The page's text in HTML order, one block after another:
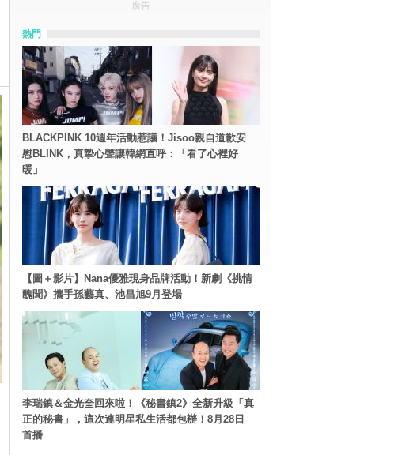
廣告
熱門
BLACKPINK 10週年活動惹議！Jisoo親自道歉安
慰BLINK，真摯心聲讓韓網直呼：「看了心裡好
暖」
【圖＋影片】Nana優雅現身品牌活動！新劇《挑情
醜聞》攜手孫藝真、池昌旭9月登場
李瑞鎮＆金光奎回來啦！《秘書鎮2》全新升級「真
正的秘書」，這次連明星私生活都包辦！8月28日
首播